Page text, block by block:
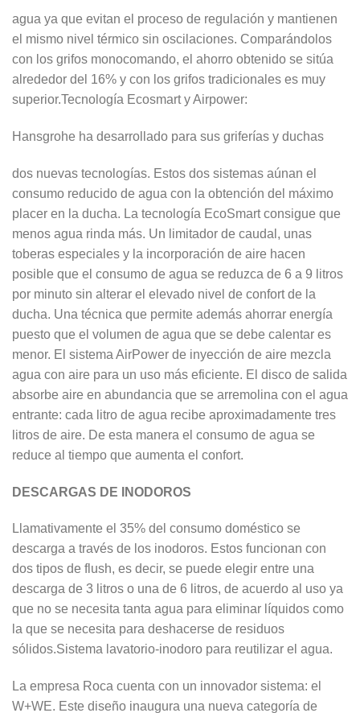
agua ya que evitan el proceso de regulación y mantienen
el mismo nivel térmico sin oscilaciones. Comparándolos
con los grifos monocomando, el ahorro obtenido se sitúa
alrededor del 16% y con los grifos tradicionales es muy
superior.Tecnología Ecosmart y Airpower:
Hansgrohe ha desarrollado para sus griferías y duchas
dos nuevas tecnologías. Estos dos sistemas aúnan el
consumo reducido de agua con la obtención del máximo
placer en la ducha. La tecnología EcoSmart consigue que
menos agua rinda más. Un limitador de caudal, unas
toberas especiales y la incorporación de aire hacen
posible que el consumo de agua se reduzca de 6 a 9 litros
por minuto sin alterar el elevado nivel de confort de la
ducha. Una técnica que permite además ahorrar energía
puesto que el volumen de agua que se debe calentar es
menor. El sistema AirPower de inyección de aire mezcla
agua con aire para un uso más eficiente. El disco de salida
absorbe aire en abundancia que se arremolina con el agua
entrante: cada litro de agua recibe aproximadamente tres
litros de aire. De esta manera el consumo de agua se
reduce al tiempo que aumenta el confort.
DESCARGAS DE INODOROS
Llamativamente el 35% del consumo doméstico se
descarga a través de los inodoros. Estos funcionan con
dos tipos de flush, es decir, se puede elegir entre una
descarga de 3 litros o una de 6 litros, de acuerdo al uso ya
que no se necesita tanta agua para eliminar líquidos como
la que se necesita para deshacerse de residuos
sólidos.Sistema lavatorio-inodoro para reutilizar el agua.
La empresa Roca cuenta con un innovador sistema: el
W+WE. Este diseño inaugura una nueva categoría de